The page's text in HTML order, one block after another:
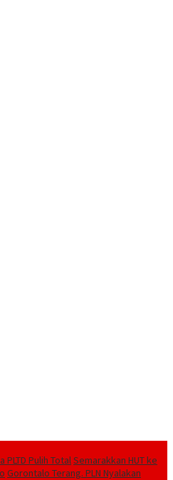
Pulih TotalSemarakkan HUT ke
Gorontalo Terang. PLN Nyalakan